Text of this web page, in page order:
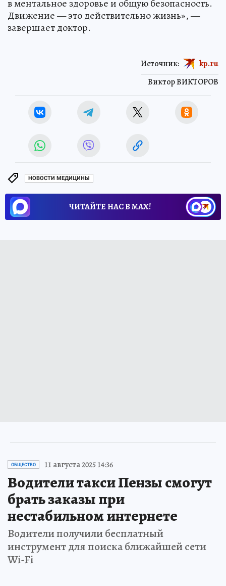
в ментальное здоровье и общую безопасность.
Движение — это действительно жизнь», —
завершает доктор.
Виктор ВИКТОРОВ
Источник: kp.ru
НОВОСТИ МЕДИЦИНЫ
ЧИТАЙТЕ НАС В МАХ!
ОБЩЕСТВО 11 августа 2025 14:36
Водители такси Пензы смогут
брать заказы при
нестабильном интернете
Водители получили бесплатный
инструмент для поиска ближайшей сети
Wi-Fi